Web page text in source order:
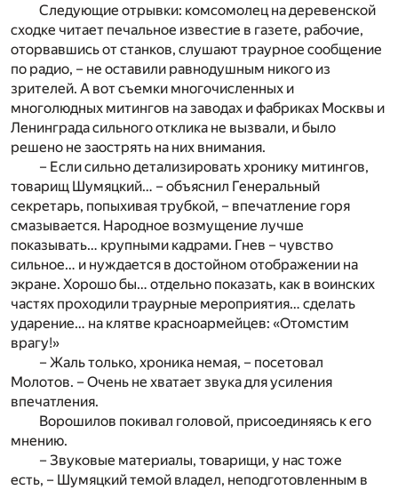
Следующие отрывки: комсомолец на деревенской
сходке читает печальное известие в газете, рабочие,
оторвавшись от станков, слушают траурное сообщение
по радио, – не оставили равнодушным никого из
зрителей. А вот съемки многочисленных и
многолюдных митингов на заводах и фабриках Москвы и
Ленинграда сильного отклика не вызвали, и было
решено не заострять на них внимания.
– Если сильно детализировать хронику митингов,
товарищ Шумяцкий… – объяснил Генеральный
секретарь, попыхивая трубкой, – впечатление горя
смазывается. Народное возмущение лучше
показывать… крупными кадрами. Гнев – чувство
сильное… и нуждается в достойном отображении на
экране. Хорошо бы… отдельно показать, как в воинских
частях проходили траурные мероприятия… сделать
ударение… на клятве красноармейцев: «Отомстим
врагу!»
– Жаль только, хроника немая, – посетовал
Молотов. – Очень не хватает звука для усиления
впечатления.
Ворошилов покивал головой, присоединяясь к его
мнению.
– Звуковые материалы, товарищи, у нас тоже
есть, – Шумяцкий темой владел, неподготовленным в